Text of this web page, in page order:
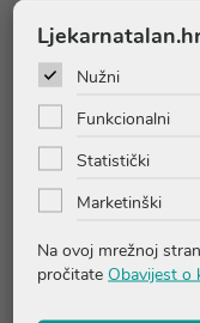
Produženo jamstvo
Adapter za punjenje
većinu potpuno
trenutno u ponudi.
Pitanja i odgovori
Recenzije
Nužni
Funkcionalni
Statistički
Marketinški
Na ovoj mrežnoj
pročitate Obavijest o